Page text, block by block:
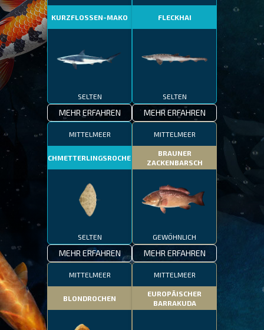
KURZFLOSSEN-MAKO
SELTEN
MEHR ERFAHREN
FLECKHAI
SELTEN
MEHR ERFAHREN
MITTELMEER
SCHMETTERLINGSROCHEN
SELTEN
MEHR ERFAHREN
MITTELMEER
BRAUNER
ZACKENBARSCH
GEWÖHNLICH
MEHR ERFAHREN
MITTELMEER
BLONDROCHEN
MITTELMEER
EUROPÄISCHER
BARRAKUDA